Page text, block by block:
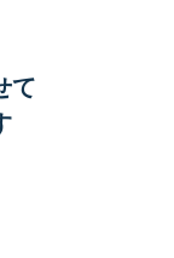
て